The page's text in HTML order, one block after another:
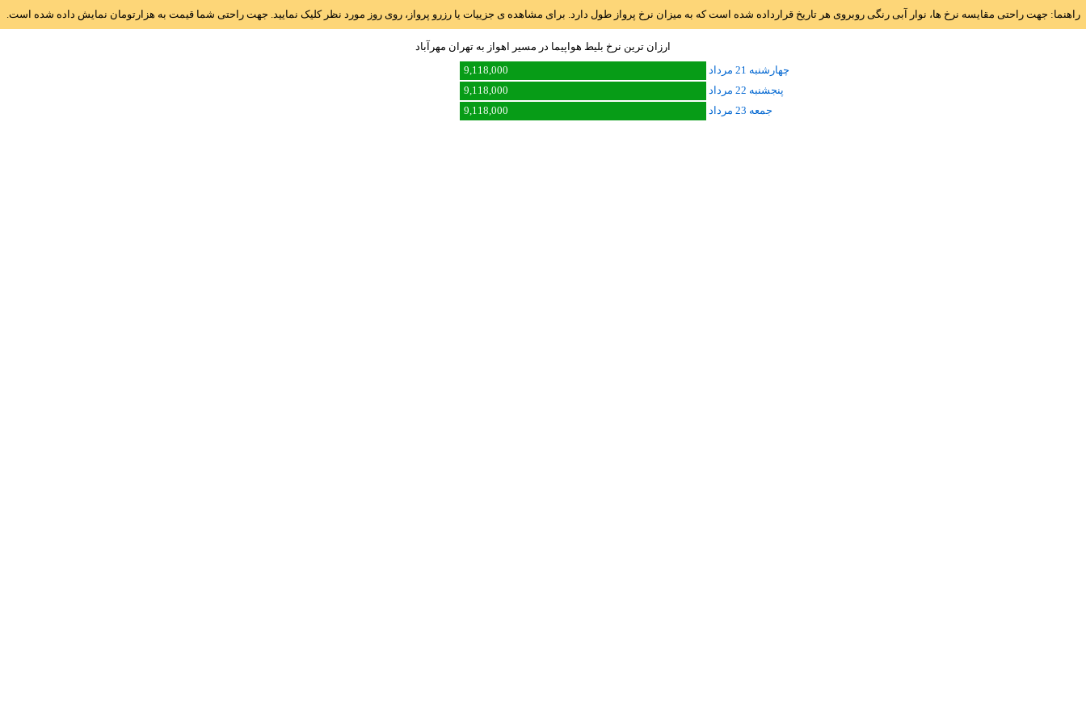
راهنما: جهت راحتی مقایسه نرخ ها، نوار آبی رنگی روبروی هر تاریخ قرارداده شده است که به میزان نرخ پرواز طول دارد. برای مشاهده ی جزییات یا رزرو پرواز، روی روز مورد نظر کلیک نمایید. جهت راحتی شما قیمت به هزارتومان نمایش داده شده است.
ارزان ترین نرخ بلیط هواپیما در مسیر اهواز به تهران مهرآباد
چهارشنبه 21 مرداد
9,118,000
پنجشنبه 22 مرداد
9,118,000
جمعه 23 مرداد
9,118,000